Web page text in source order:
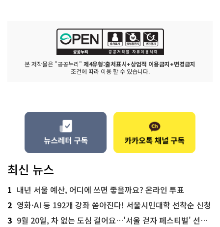
본 저작물은 "공공누리" 제4유형:출처표시+상업적 이용금지+변경금지
조건에 따라 이용 할 수 있습니다.
최신 뉴스
1 내년 서울 예산, 어디에 쓰면 좋을까요? 온라인 투표
2 영화·AI 등 192개 강좌 쏟아진다! 서울시민대학 선착순 신청
3 9월 20일, 차 없는 도심 걸어요…'서울 걷자 페스티벌' 선착순 5천명